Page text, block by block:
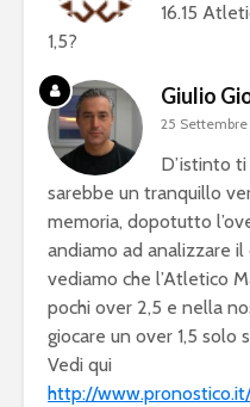
16.15
1,5?
Giulio
25
D’istinto
sarebbe un tranquillo
memoria, dopotutto
andiamo ad analizzare
vediamo che l’Atletico
pochi over 2,5 e nella
giocare un over 1,5 solo
Vedi qui
http://